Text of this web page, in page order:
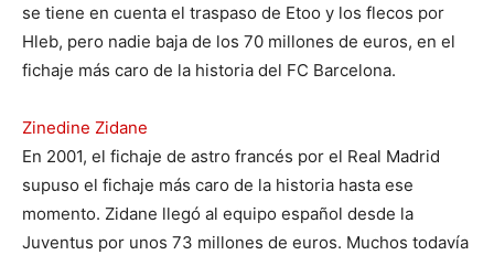
se tiene en cuenta el traspaso de Etoo y los flecos por
Hleb, pero nadie baja de los 70 millones de euros, en el
fichaje más caro de la historia del FC Barcelona.
Zinedine Zidane
En 2001, el fichaje de astro francés por el Real Madrid
supuso el fichaje más caro de la historia hasta ese
momento. Zidane llegó al equipo español desde la
Juventus por unos 73 millones de euros. Muchos todavía